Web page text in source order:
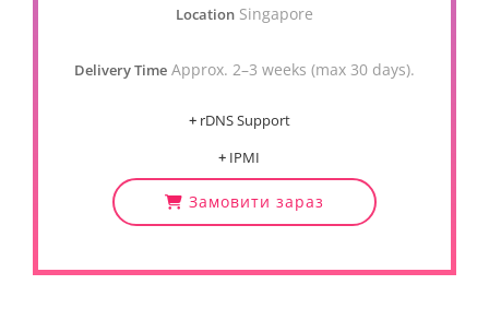
Location Singapore
Delivery Time Approx. 2–3 weeks (max 30 days).
+ rDNS Support
+ IPMI
Замовити зараз